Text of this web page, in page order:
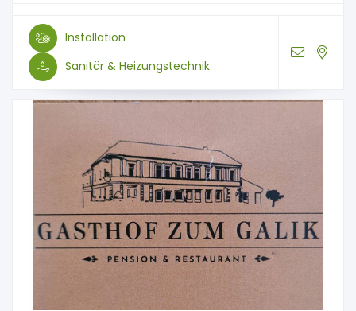
Installation
Sanitär & Heizungstechnik